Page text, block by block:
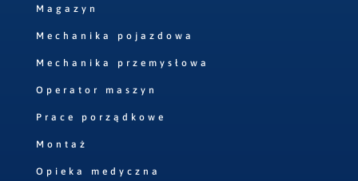
Magazyn
Mechanika pojazdowa
Mechanika przemysłowa
Operator maszyn
Prace porządkowe
Montaż
Opieka medyczna